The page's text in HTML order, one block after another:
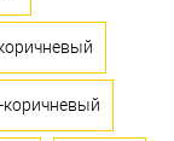
коричневый